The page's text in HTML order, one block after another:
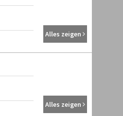
Alles zeigen
Alles zeigen